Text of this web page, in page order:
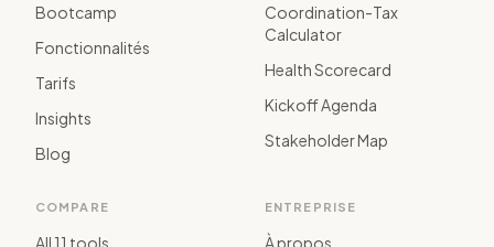
Bootcamp
Fonctionnalités
Tarifs
Insights
Blog
Coordination-Tax
Calculator
Health Scorecard
Kickoff Agenda
Stakeholder Map
COMPARE
All 11 tools
ENTREPRISE
À propos